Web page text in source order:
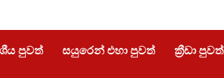
පුවත් සයුරෙන් එහා පුවත් ක්‍රීඩා පුවත්